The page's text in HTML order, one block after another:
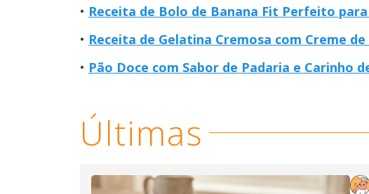
Receita de Bolo de Banana Fit Perfeito
Receita de Gelatina Cremosa com Creme
Pão Doce com Sabor de Padaria e Carinho
Últimas